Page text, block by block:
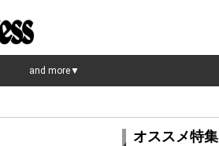
and more▼
オススメ特集